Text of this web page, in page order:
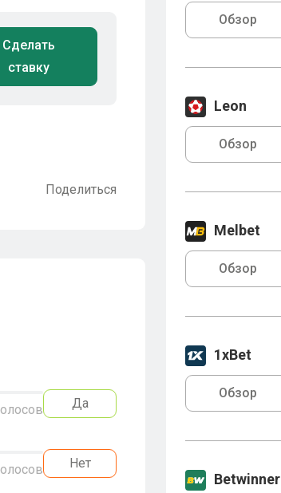
Сделать
ставку
Поделиться
Да
Нет
Обзор
Leon
Обзор
Melbet
Обзор
1xBet
Обзор
Betwinner